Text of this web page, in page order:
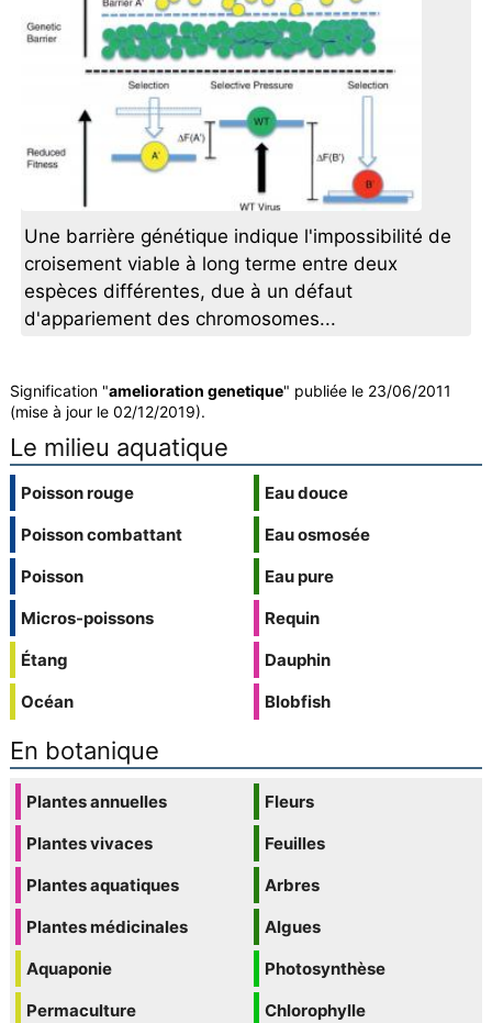
Une barrière génétique indique l'impossibilité de
croisement viable à long terme entre deux
espèces différentes, due à un défaut
d'appariement des chromosomes...
Signification "amelioration genetique" publiée le 23/06/2011
(mise à jour le 02/12/2019).
Le milieu aquatique
Poisson rouge
Poisson combattant
Poisson
Micros-poissons
Étang
Océan
Eau douce
Eau osmosée
Eau pure
Requin
Dauphin
Blobfish
En botanique
Plantes annuelles
Plantes vivaces
Plantes aquatiques
Plantes médicinales
Aquaponie
Permaculture
Fleurs
Feuilles
Arbres
Algues
Photosynthèse
Chlorophylle